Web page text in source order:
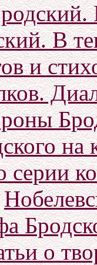
В
и
серии
о